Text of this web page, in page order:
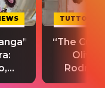
e
TUTTO
“The
Olivia
testo,